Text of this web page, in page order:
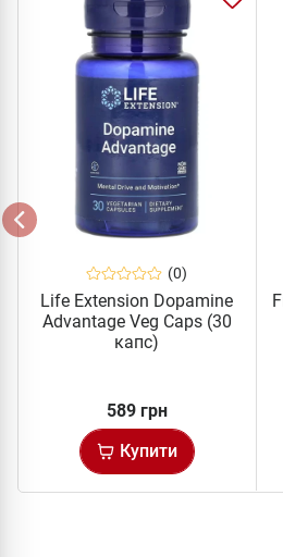
(0)
Life Extension Dopamine
Advantage Veg Caps (30
капс)
589 грн
Купити